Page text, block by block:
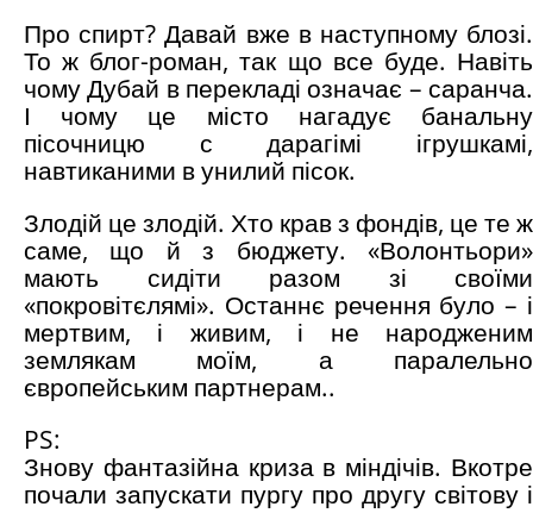
Про спирт? Давай вже в наступному блозі.
То ж блог-роман, так що все буде. Навіть
чому Дубай в перекладі означає – саранча.
І чому це місто нагадує банальну
пісочницю с дарагімі ігрушкамі,
навтиканими в унилий пісок.
Злодій це злодій. Хто крав з фондів, це те ж
саме, що й з бюджету. «Волонтьори»
мають сидіти разом зі своїми
«покровітєлямі». Останнє речення було – і
мертвим, і живим, і не народженим
землякам моїм, а паралельно
європейським партнерам..
PS:
Знову фантазійна криза в міндічів. Вкотре
почали запускати пургу про другу світову і